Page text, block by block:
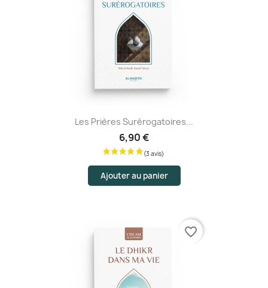
Les Prières Surérogatoires...
6,90 €
Ajouter au panier
favorite_border